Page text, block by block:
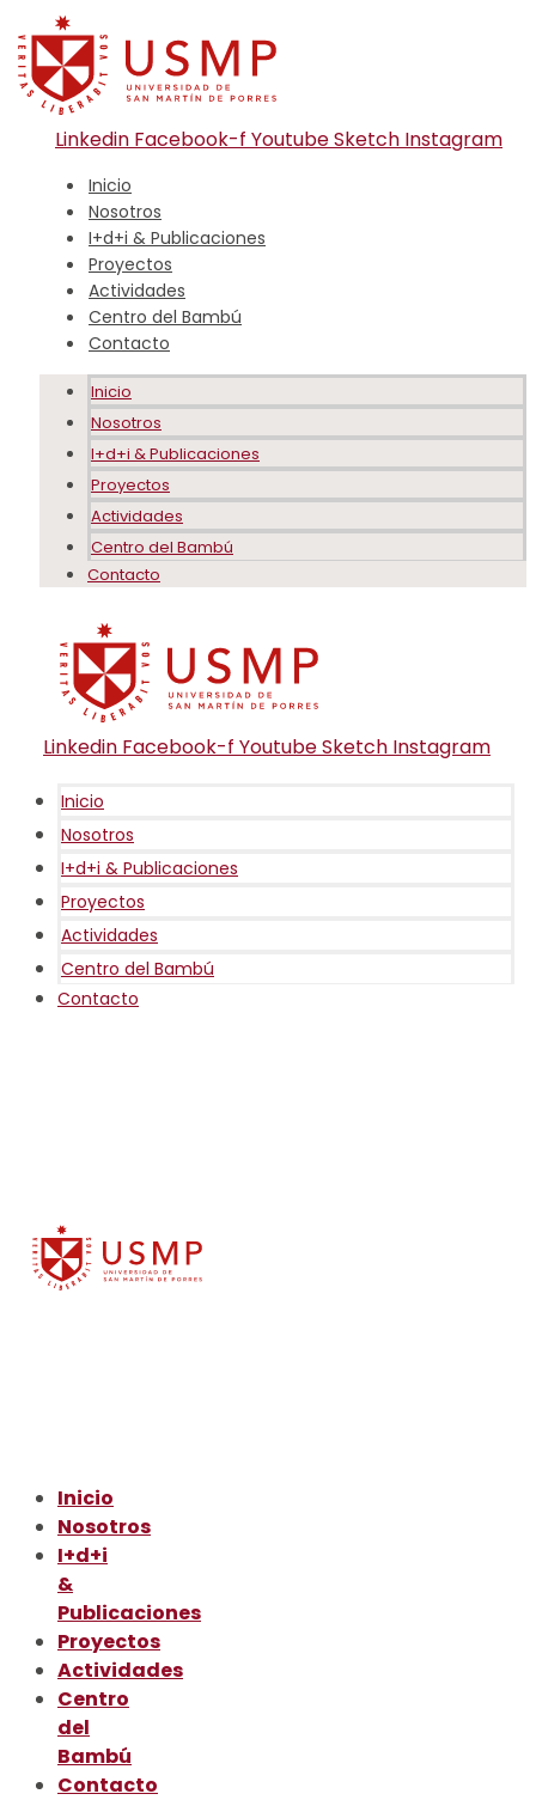
Linkedin Facebook-f YoutubeSketch Instagram
Inicio
Nosotros
I+d+i & Publicaciones
Proyectos
Actividades
Centro del Bambú
Contacto
Inicio
Nosotros
I+d+i & Publicaciones
Proyectos
Actividades
Centro del Bambú
Contacto
Linkedin Facebook-f YoutubeSketch Instagram
Inicio
Nosotros
I+d+i & Publicaciones
Proyectos
Actividades
Centro del Bambú
Contacto
Inicio
Nosotros
I+d+i
&
Publicaciones
Proyectos
Actividades
Centro
del
Bambú
Contacto